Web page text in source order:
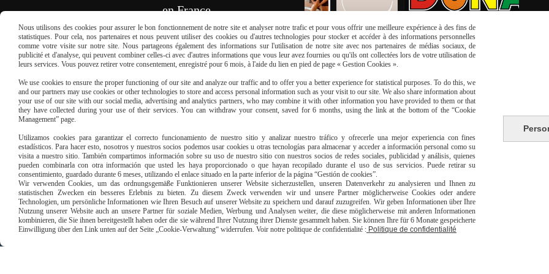
en France
REMPLISSEZ LE FORMULAIRE
Paiement sécurisé
livraison à domicile
Nous utilisons des cookies pour assurer le bon fonctionnement de notre site et analyser notre trafic et pour vous offrir une meilleure expérience à des fins de
statistiques. Pour cela, nos partenaires et nous peuvent utiliser des cookies ou d'autres technologies pour stocker et accéder à des informations personnelles
comme votre visite sur notre site. Nous partageons également des informations sur l'utilisation de notre site avec nos partenaires de médias sociaux, de
publicité et d'analyse, qui peuvent combiner celles-ci avec d'autres informations que vous leur avez fournies ou qu'ils ont collectées lors de votre utilisation de
leurs services. Vous pouvez retirer votre consentement, enregistré pour 6 mois, à l'aide du lien en pied de page « Gestion Cookies ».
We use cookies to ensure the proper functioning of our site and analyze our traffic and to offer you a better experience for statistical purposes. To do this, we
and our partners may use cookies or other technologies to store and access personal information such as your visit to our site. We also share information about
your use of our site with our social media, advertising and analytics partners, who may combine it with other information you have provided to them or that
they have collected during your use of their services. You can withdraw your consent, saved for 6 months, using the link at the bottom of the “Cookie
Management” page.
Utilizamos cookies para garantizar el correcto funcionamiento de nuestro sitio y analizar nuestro tráfico y ofrecerle una mejor experiencia con fines
estadísticos. Para hacer esto, nosotros y nuestros socios podemos usar cookies u otras tecnologías para almacenar y acceder a información personal como su
visita a nuestro sitio. También compartimos información sobre su uso de nuestro sitio con nuestros socios de redes sociales, publicidad y análisis, quienes
pueden combinarla con otra información que usted les haya proporcionado o que hayan recopilado durante el uso de sus servicios. Puede retirar su
consentimiento, guardado durante 6 meses, utilizando el enlace situado en la parte inferior de la página “Gestión de cookies”.
Wir verwenden Cookies, um das ordnungsgemäße Funktionieren unserer Website sicherzustellen, unseren Datenverkehr zu analysieren und Ihnen zu
statistischen Zwecken ein besseres Erlebnis zu bieten. Zu diesem Zweck verwenden wir und unsere Partner möglicherweise Cookies oder andere
Technologien, um persönliche Informationen wie Ihren Besuch auf unserer Website zu speichern und darauf zuzugreifen. Wir geben Informationen über Ihre
Nutzung unserer Website auch an unsere Partner für soziale Medien, Werbung und Analysen weiter, die diese möglicherweise mit anderen Informationen
kombinieren, die Sie ihnen bereitgestellt haben oder die sie während Ihrer Nutzung ihrer Dienste gesammelt haben. Sie können Ihre für 6 Monate gespeicherte
Einwilligung über den Link unten auf der Seite „Cookie-Verwaltung“ widerrufen. Voir notre politique de confidentialité : Politique de confidentialité